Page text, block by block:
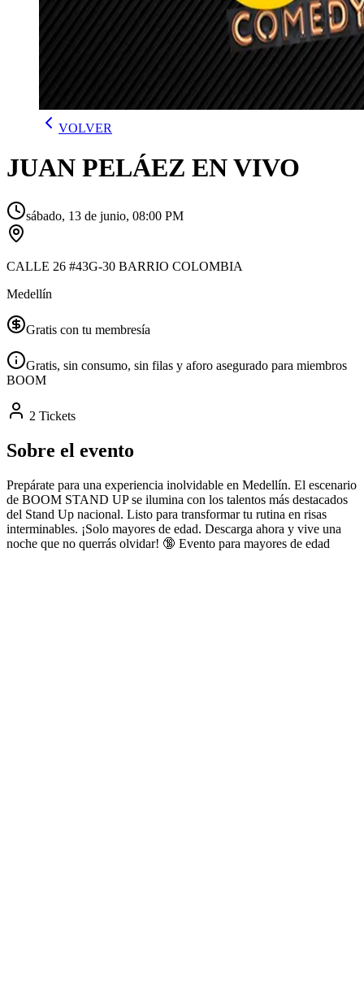
VOLVER
JUAN PELÁEZ EN VIVO
sábado, 13 de junio, 08:00 PM
CALLE 26 #43G-30 BARRIO COLOMBIA
Medellín
Gratis con tu membresía
Gratis, sin consumo, sin filas y aforo asegurado para miembros
BOOM
2 Tickets
Sobre el evento
Prepárate para una experiencia inolvidable en Medellín. El escenario
de BOOM STAND UP se ilumina con los talentos más destacados
del Stand Up nacional. Listo para transformar tu rutina en risas
interminables. ¡Solo mayores de edad. Descarga ahora y vive una
noche que no querrás olvidar! 🔞 Evento para mayores de edad